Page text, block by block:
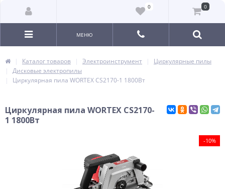
0 0
МЕНЮ
Каталог товаров Электроинструмент
Циркулярные пилы
Дисковые электропилы
Циркулярная пила WORTEX CS2170-1 1800Вт
Циркулярная пила WORTEX CS2170-
1 1800Вт
-10%